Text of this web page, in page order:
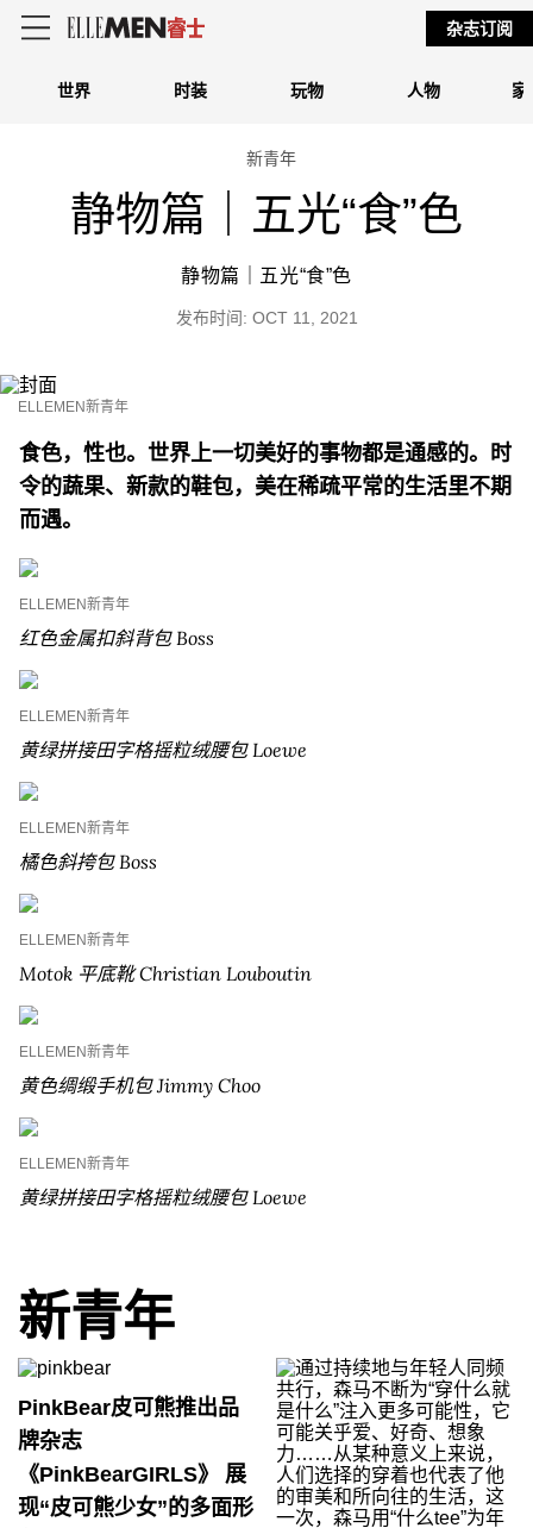
世界 时装 玩物 人物 家
杂志订阅
新青年
静物篇｜五光“食”色
静物篇｜五光“食”色
发布时间: OCT 11, 2021
ELLEMEN新青年
食色，性也。世界上一切美好的事物都是通感的。时
令的蔬果、新款的鞋包，美在稀疏平常的生活里不期
而遇。
ELLEMEN新青年
红色金属扣斜背包 Boss
ELLEMEN新青年
黄绿拼接田字格摇粒绒腰包 Loewe
ELLEMEN新青年
橘色斜挎包 Boss
ELLEMEN新青年
Motok 平底靴 Christian Louboutin
ELLEMEN新青年
黄色绸缎手机包 Jimmy Choo
ELLEMEN新青年
黄绿拼接田字格摇粒绒腰包 Loewe
新青年
PinkBear皮可熊推出品
牌杂志
《PinkBearGIRLS》 展
现“皮可熊少女”的多面形